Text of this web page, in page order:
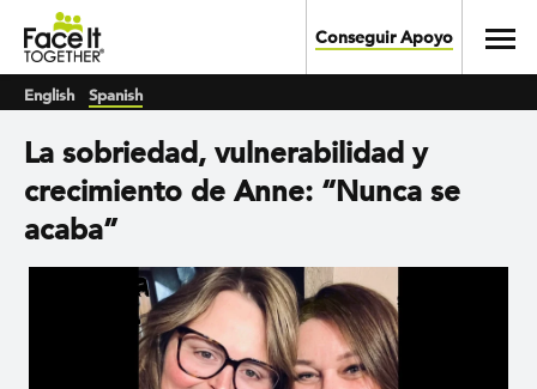
Skip to main content
Conseguir Apoyo
English Spanish
La sobriedad, vulnerabilidad y
crecimiento de Anne: “Nunca se
acaba”